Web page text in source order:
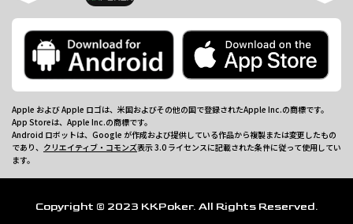
Apple および Apple ロゴは、米国およびその他の国で登録されたApple Inc.の商標です。
App Storeは、Apple Inc.の商標です。
Android ロボットは、Google が作成および提供している作品から複製または変更したもの
であり、 クリエイティブ・コモンズ表示 3.0 ライセンスに記載された条件に従って使用してい
ます。
Copyright © 2023 KKPoker. All Rights Reserved.